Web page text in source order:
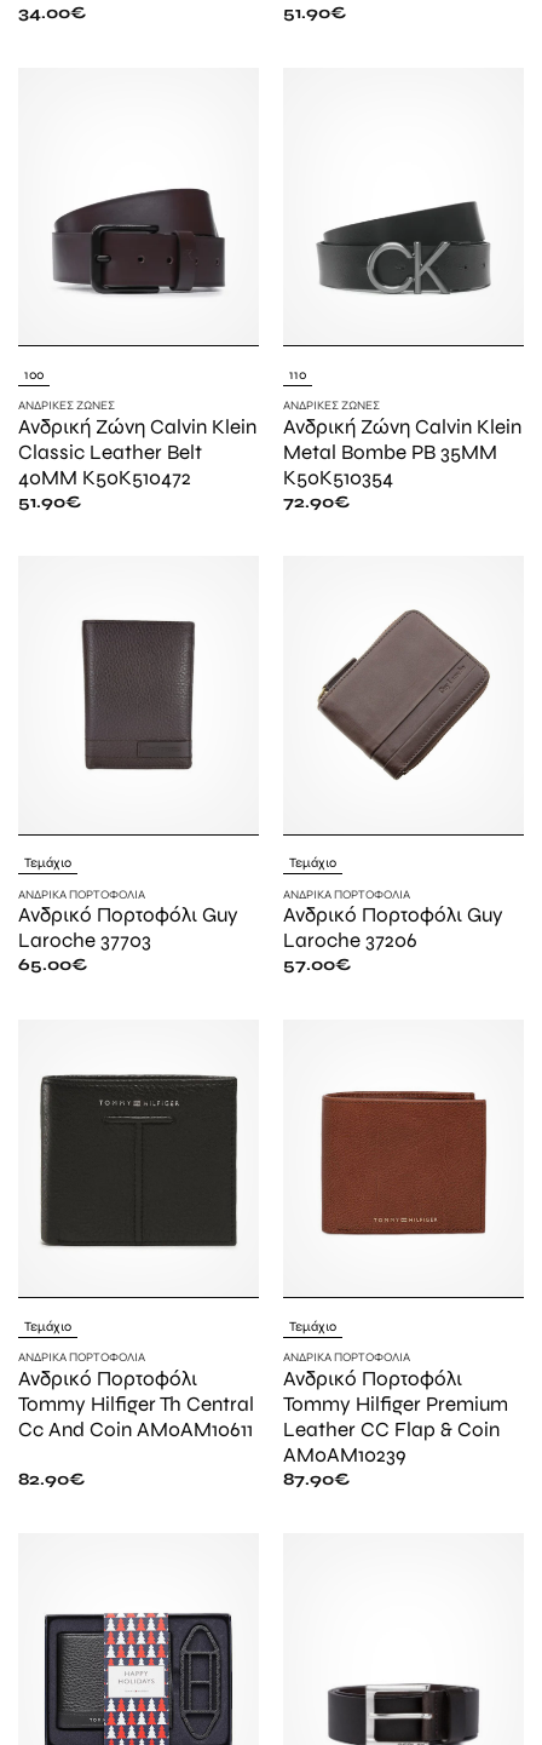
34.00€ 51.90€
100
ΑΝΔΡΙΚΈΣ ΖΏΝΕΣ
Ανδρική Ζώνη Calvin Klein
Classic Leather Belt
40MM K50K510472
51.90€
110
ΑΝΔΡΙΚΈΣ ΖΏΝΕΣ
Ανδρική Ζώνη Calvin Klein
Metal Bombe PB 35MM
K50K510354
72.90€
Τεμάχιο
ΑΝΔΡΙΚΆ ΠΟΡΤΟΦΌΛΙΑ
Ανδρικό Πορτοφόλι Guy
Laroche 37703
65.00€
Τεμάχιο
ΑΝΔΡΙΚΆ ΠΟΡΤΟΦΌΛΙΑ
Ανδρικό Πορτοφόλι Guy
Laroche 37206
57.00€
Τεμάχιο
ΑΝΔΡΙΚΆ ΠΟΡΤΟΦΌΛΙΑ
Ανδρικό Πορτοφόλι
Tommy Hilfiger Th Central
Cc And Coin AM0AM10611
82.90€
Τεμάχιο
ΑΝΔΡΙΚΆ ΠΟΡΤΟΦΌΛΙΑ
Ανδρικό Πορτοφόλι
Tommy Hilfiger Premium
Leather CC Flap & Coin
AM0AM10239
87.90€